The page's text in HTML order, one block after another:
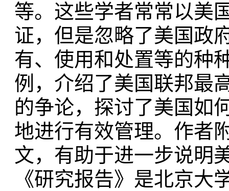
等。这些学者常常以美
证，但是忽略了美国政
有、使用和处置等的种
例，介绍了美国联邦最
的争论，探讨了美国如
地进行有效管理。作者
文，有助于进一步说明
《研究报告》是北京大